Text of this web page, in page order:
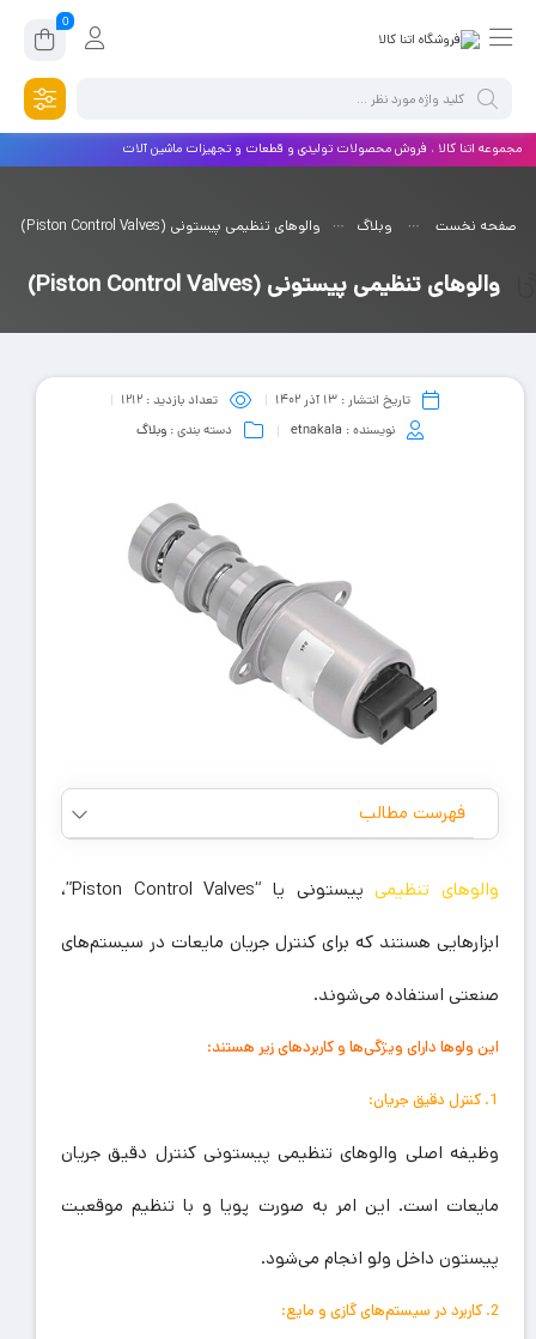
0
مجموعه اتنا کالا ، فروش محصولات تولیدی و قطعات و تجهیزات ماشین آلات
صفحه نخست وبلاگ والوهای تنظیمی پیستونی (Piston Control Valves)
والوهای تنظیمی پیستونی (Piston Control Valves)
تاریخ انتشار : ۱۳ آذر ۱۴۰۲ تعداد بازدید : 1212
نویسنده : etnakala دسته بندی : وبلاگ
فهرست مطالب
والوهای تنظیمی پیستونی یا “Piston Control Valves”،
ابزارهایی هستند که برای کنترل جریان مایعات در سیستم‌های
صنعتی استفاده می‌شوند.
این ولوها دارای ویژگی‌ها و کاربردهای زیر هستند:
1. کنترل دقیق جریان:
وظیفه اصلی والوهای تنظیمی پیستونی کنترل دقیق جریان
مایعات است. این امر به صورت پویا و با تنظیم موقعیت
پیستون داخل ولو انجام می‌شود.
2. کاربرد در سیستم‌های گازی و مایع: